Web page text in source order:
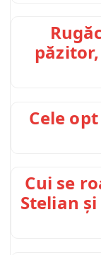
Cele
Cui se
Stelian